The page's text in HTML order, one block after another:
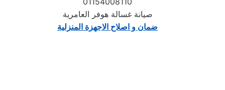
صيانة غسالة هوفر العامرية
ضمان و اصلاح الاجهزة المنزلية